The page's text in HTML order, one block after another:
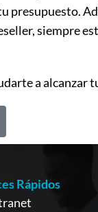
siempre
a alcanzar
Rápidos